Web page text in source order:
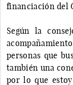
financiación del
Según la
personas que
también una
por lo que